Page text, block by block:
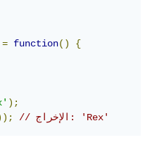
= function()
{
);
// الإخراج: 'Rex'